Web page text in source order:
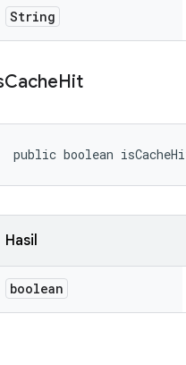
String
CacheHit
public boolean
Hasil
boolean